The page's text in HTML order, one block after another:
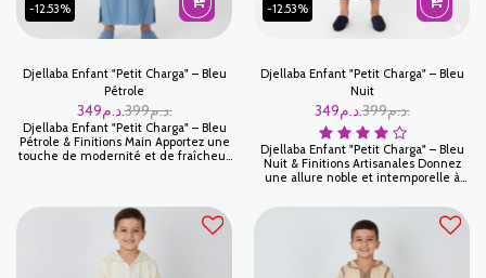
-12.53%
Djellaba Enfant "Petit Charga" – Bleu
Pétrole
399 د.م. 349 د.م.
Djellaba Enfant "Petit Charga" – Bleu
Pétrole & Finitions Main Apportez une
touche de modernité et de fraîcheur
tendance, à la fois doux et de
caractère, est sublimé par des détails
artisanaux rigoureux, offrant une
pièce unique pour célébrer les
moments importants avec élégance.
-12.53%
Djellaba Enfant "Petit Charga" – Bleu
Nuit
399 د.م. 349 د.م.
Djellaba Enfant "Petit Charga" – Bleu
Nuit & Finitions Artisanales Donnez
une allure noble et intemporelle à
Charga d'un Bleu Nuit profond.
Couleur de la distinction par
excellence, ce modèle allie la
sobriété d'un ton sombre à la richesse
d'un savoir-faire artisanal de haute